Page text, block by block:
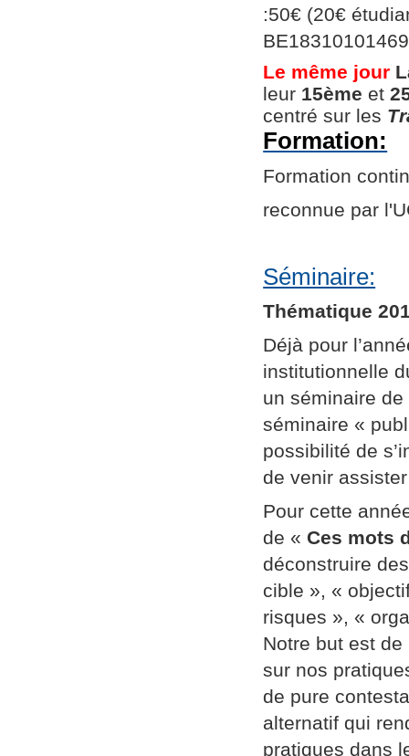
:50€ (20€
Le même jour
leur 15ème et
centré sur les
Formation:
Formation
reconnue par
Séminaire:
Thématique
Déjà pour
institutionnelle
un séminaire
séminaire «
possibilité de
de venir
Pour cette
de « Ces mots
déconstruire
cible », «
risques », «
Notre but est de
sur nos
de pure
alternatif qui
pratiques dans